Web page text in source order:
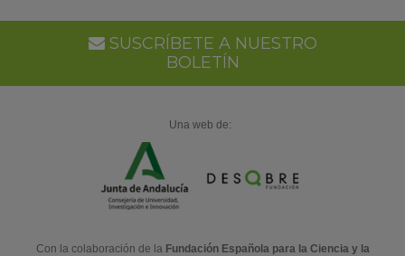
SUSCRÍBETE A NUESTRO
BOLETÍN
Una web de:
Con la colaboración de la Fundación Española para la Ciencia y la